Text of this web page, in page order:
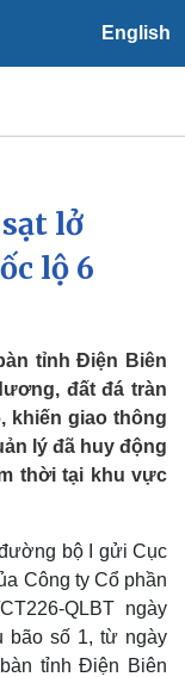
English
tiết
lở
lộ 6
tỉnh Điện Biên
đất đá tràn
khiến giao thông
lý đã huy động
thời tại khu vực
bộ I gửi Cục
Công ty Cổ phần
QLBT ngày
bão số 1, từ ngày
tỉnh Điện Biên